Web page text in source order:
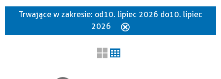
Szukana fraza
Trwające w zakresie: od 10. lipiec 2026 do 10. lipiec
2026